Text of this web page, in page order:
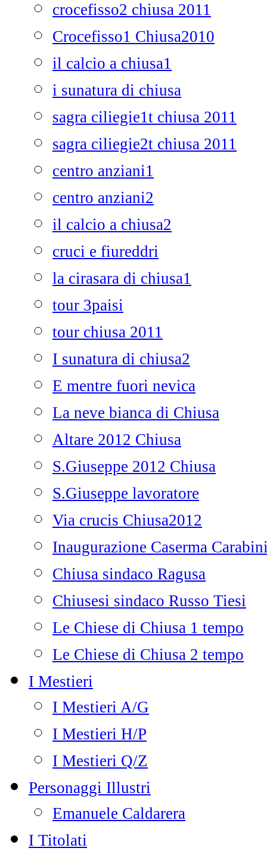
crocefisso2 chiusa 2011
Crocefisso1 Chiusa2010
il calcio a chiusa1
i sunatura di chiusa
sagra ciliegie1t chiusa 2011
sagra ciliegie2t chiusa 2011
centro anziani1
centro anziani2
il calcio a chiusa2
cruci e fiureddri
la cirasara di chiusa1
tour 3paisi
tour chiusa 2011
I sunatura di chiusa2
E mentre fuori nevica
La neve bianca di Chiusa
Altare 2012 Chiusa
S.Giuseppe 2012 Chiusa
S.Giuseppe lavoratore
Via crucis Chiusa2012
Inaugurazione Caserma
Chiusa sindaco Ragusa
Chiusesi sindaco Russo Tiesi
Le Chiese di Chiusa 1 tempo
Le Chiese di Chiusa 2 tempo
I Mestieri
I Mestieri A/G
I Mestieri H/P
I Mestieri Q/Z
Personaggi Illustri
Emanuele Caldarera
I Titolati